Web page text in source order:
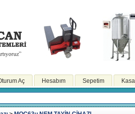
Aç Hesabım Sepetim